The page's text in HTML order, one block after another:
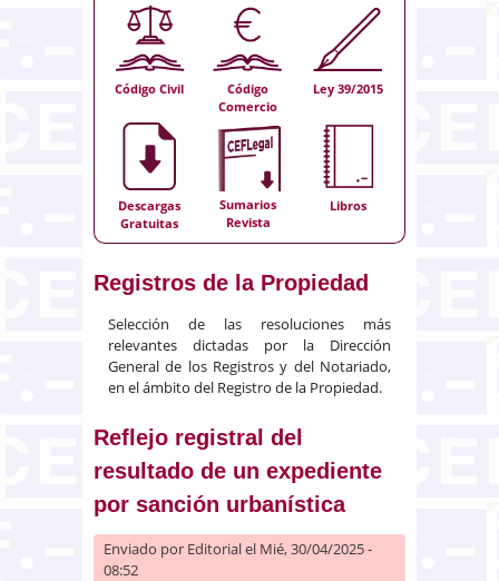
Código Civil
Código
Comercio
Ley 39/2015
Descargas
Gratuitas
Sumarios
Revista
Libros
Registros de la Propiedad
Selección de las resoluciones más
relevantes dictadas por la Dirección
General de los Registros y del Notariado,
en el ámbito del Registro de la Propiedad.
Reflejo registral del
resultado de un expediente
por sanción urbanística
Enviado por Editorialel Mié, 30/04/2025 -
08:52